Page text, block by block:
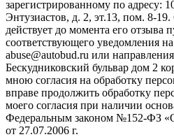
зарегистрированному по адресу:
Энтузиастов, д. 2, эт.13, пом. 8-19.
действует до момента его отзыва
соответствующего уведомления
abuse@autobud.ru или
Бескудниковский бульвар дом 2
мною согласия на обработку
вправе продолжить обработку
моего согласия при наличии
Федеральным законом №152-ФЗ
от 27.07.2006 г.